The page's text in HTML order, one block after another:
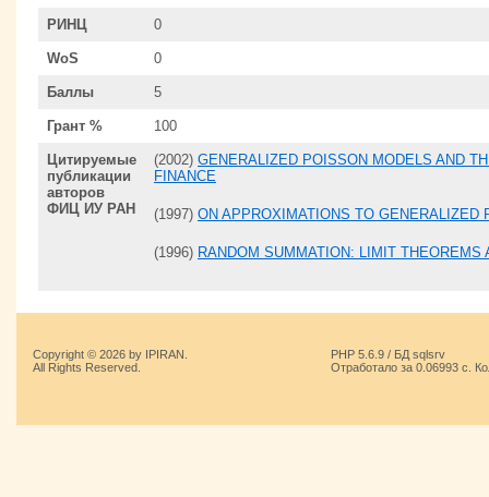
РИНЦ 0
WoS 0
Баллы 5
Грант % 100
Цитируемые
публикации
авторов
ФИЦ ИУ РАН
(2002) GENERALIZED POISSON MODELS AND
FINANCE
(1997) ON APPROXIMATIONS TO GENERALIZED
(1996) RANDOM SUMMATION: LIMIT THEOREMS
Copyright © 2026 by IPIRAN.
All Rights Reserved.
PHP 5.6.9 / БД sqlsrv
Отработало за 0.06993 с.